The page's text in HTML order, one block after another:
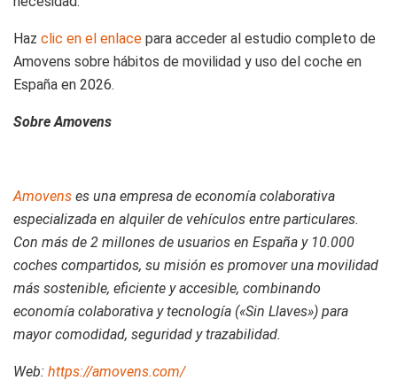
Haz clic en el enlace para acceder al estudio completo de
Amovens sobre hábitos de movilidad y uso del coche en
España en 2026.
Sobre Amovens
Amovens es una empresa de economía colaborativa
especializada en alquiler de vehículos entre particulares.
Con más de 2 millones de usuarios en España y 10.000
coches compartidos, su misión es promover una movilidad
más sostenible, eficiente y accesible, combinando
economía colaborativa y tecnología («Sin Llaves») para
mayor comodidad, seguridad y trazabilidad.
Web: https://amovens.com/